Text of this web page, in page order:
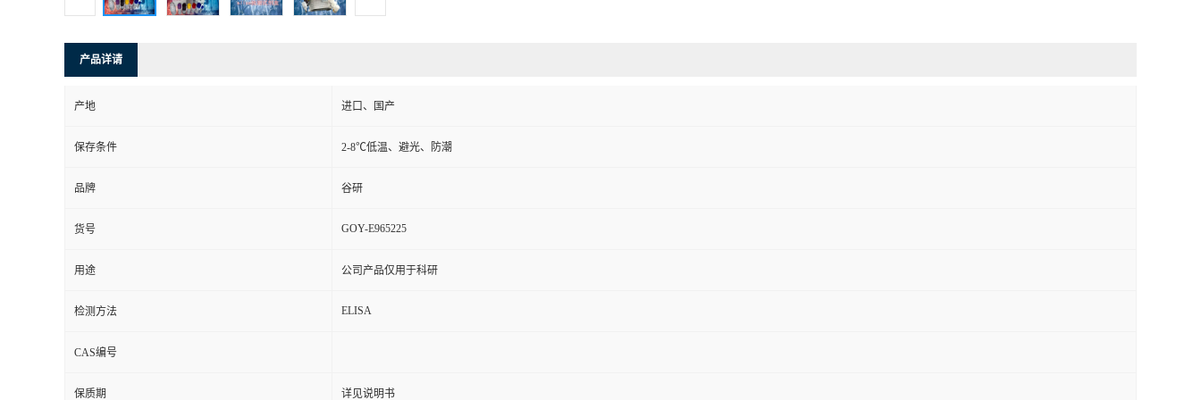
产品详请
产地 进口、国产
保存条件 2-8℃低温、避光、防潮
品牌 谷研
货号 GOY-E965225
用途 公司产品仅用于科研
检测方法 ELISA
CAS编号